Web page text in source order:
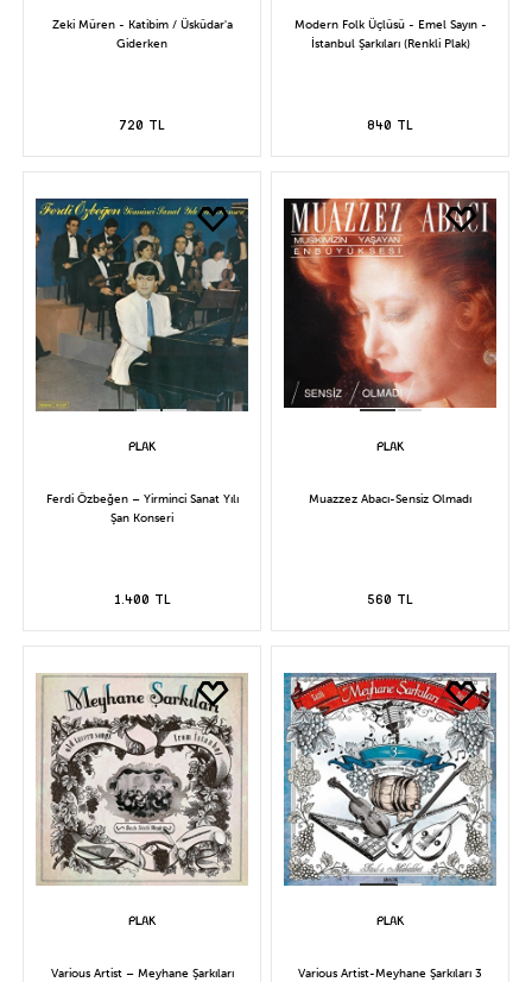
Zeki Müren - Katibim / Üsküdar'a
Giderken
720 TL
Modern Folk Üçlüsü - Emel Sayın -
İstanbul Şarkıları (Renkli Plak)
840 TL
Ferdi Özbeğen – Yirminci Sanat Yılı
Şan Konseri
1.400 TL
Muazzez Abacı-Sensiz Olmadı
560 TL
Various Artist – Meyhane Şarkıları Various Artist-Meyhane Şarkıları 3